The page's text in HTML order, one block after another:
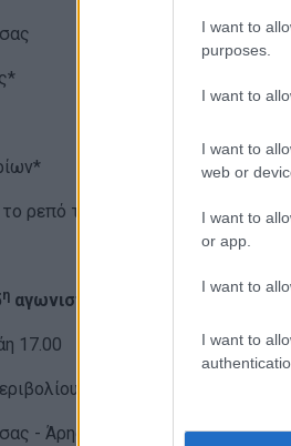
I want to
purposes.
I want to
I want to
web or
I want to
or app.
I want to
I want to
6-2 5
5-6 4
4-14 3
2-15 0
ρεπό τους
η αγωνιστική)
17.00
– Αμβρακικός Βόνιτσας
- Άρης Φιλιατών